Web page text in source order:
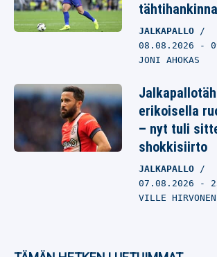
JALKAPALLO
08.08.2026 -
JONI AHOKAS
erikoisella
– nyt tuli
shokkisiirto
JALKAPALLO
07.08.2026 -
VILLE HIRVONEN